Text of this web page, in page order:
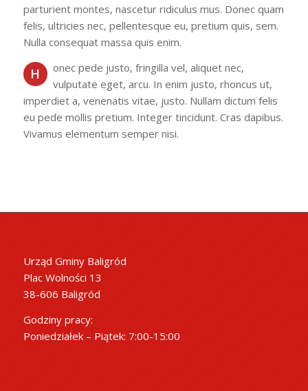
parturient montes, nascetur ridiculus mus. Donec quam
felis, ultricies nec, pellentesque eu, pretium quis, sem.
Nulla consequat massa quis enim.
H
onec pede justo, fringilla vel, aliquet nec,
vulputate eget, arcu. In enim justo, rhoncus ut,
imperdiet a, venenatis vitae, justo. Nullam dictum felis
eu pede mollis pretium. Integer tincidunt. Cras dapibus.
Vivamus elementum semper nisi.
Urząd Gminy Baligród
Plac Wolności 13
38-606 Baligród
Godziny pracy:
Poniedziałek – Piątek: 7:00-15:00